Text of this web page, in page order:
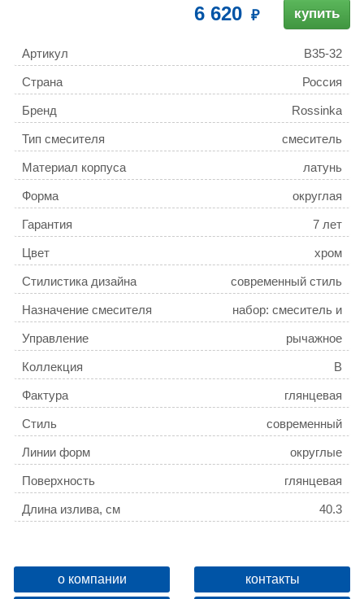
6 620 купить
Артикул B35-32
Страна Россия
Бренд Rossinka
Тип смесителя смеситель
Материал корпуса латунь
Форма округлая
Гарантия 7 лет
Цвет хром
Стилистика дизайна современный стиль
Назначение смесителя
набор: смеситель и
душевой
гарнитур / универсальный
Управление рычажное
Коллекция B
Фактура глянцевая
Стиль современный
Линии форм округлые
Поверхность глянцевая
Длина излива, см 40.3
Механизм керамический картридж
Монтаж на стену
о компании контакты